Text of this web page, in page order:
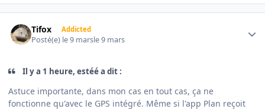
Tifox Addicted
Posté(e) le 9 marsle 9 mars
Il y a 1 heure, estéé a dit :
Astuce importante, dans mon cas en tout cas, ça ne
fonctionne qu'avec le GPS intégré. Même si l'app Plan reçoit